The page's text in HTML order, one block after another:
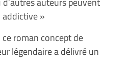
»
roman concept de
légendaire a délivré un